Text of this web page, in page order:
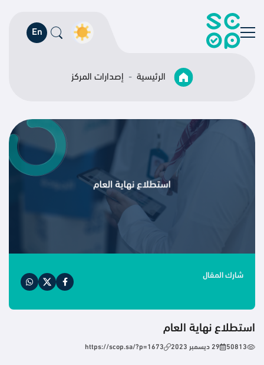
En
الرئيسية إصدارات المركز
شارك المقال
استطلاع نهاية العام
50813 29 ديسمبر 2023 https://scop.sa/?p=1673